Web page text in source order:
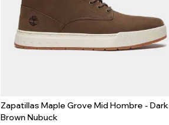
Zapatillas Maple Grove Mid Hombre - Dark
Brown Nubuck